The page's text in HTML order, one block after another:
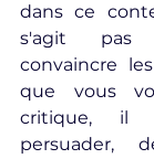
dans ce
s'agit pas
convaincre
que vous
critique, il